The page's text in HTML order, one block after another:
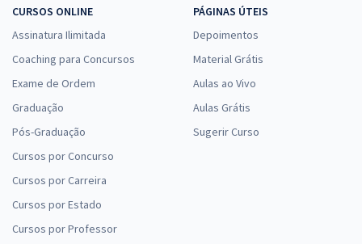
CURSOS ONLINE
Assinatura Ilimitada
Coaching para Concursos
Exame de Ordem
Graduação
Pós-Graduação
Cursos por Concurso
Cursos por Carreira
Cursos por Estado
Cursos por Professor
PÁGINAS ÚTEIS
Depoimentos
Material Grátis
Aulas ao Vivo
Aulas Grátis
Sugerir Curso